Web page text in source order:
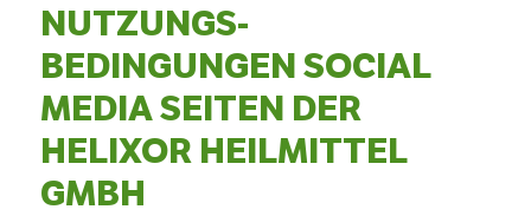
NUTZUNGS­
BEDINGUNGEN SOCIAL
MEDIA SEITEN DER
HELIXOR HEILMITTEL
GMBH